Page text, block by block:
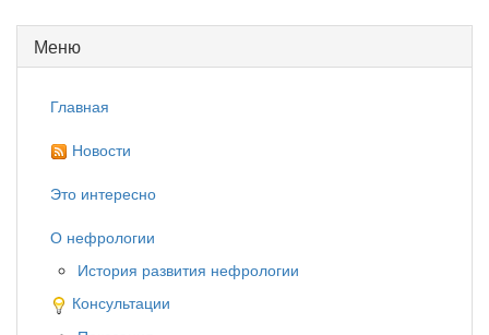
Меню
Главная
Новости
Это интересно
О нефрологии
История развития нефрологии
Консультации